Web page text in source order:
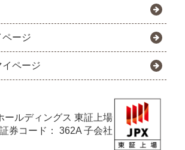
ージ
イページ
ールディングス 東証上場
証券コード： 362A 子会社